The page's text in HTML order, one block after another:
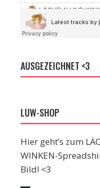
AUSGEZEICHNET <3
LUW-SHOP
Hier geht’s zum
WINKEN-
Bild! <3